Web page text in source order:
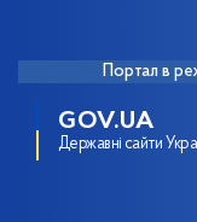
Портал в
GOV.UA
Державні сайти